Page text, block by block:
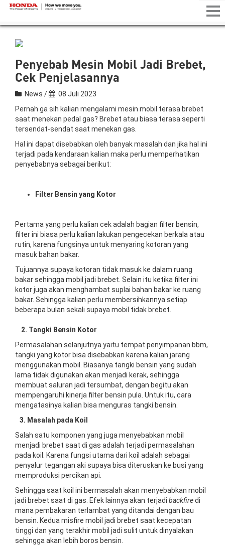
Penyebab Mesin Mobil Jadi Brebet,
Cek Penjelasannya
News /
08 Juli 2023
Pernah ga sih kalian mengalami mesin mobil terasa brebet
saat menekan pedal gas? Brebet atau biasa terasa seperti
tersendat-sendat saat menekan gas.
Hal ini dapat disebabkan oleh banyak masalah dan jika hal ini
terjadi pada kendaraan kalian maka perlu memperhatikan
penyebabnya sebagai berikut:
Filter Bensin yang Kotor
Pertama yang perlu kalian cek adalah bagian filter bensin,
filter ini biasa perlu kalian lakukan pengecekan berkala atau
rutin, karena fungsinya untuk menyaring kotoran yang
masuk bahan bakar.
Tujuannya supaya kotoran tidak masuk ke dalam ruang
bakar sehingga mobil jadi brebet. Selain itu ketika filter ini
kotor juga akan menghambat suplai bahan bakar ke ruang
bakar. Sehingga kalian perlu membersihkannya setiap
beberapa bulan sekali supaya mobil tidak brebet.
2. Tangki Bensin Kotor
Permasalahan selanjutnya yaitu tempat penyimpanan bbm,
tangki yang kotor bisa disebabkan karena kalian jarang
menggunakan mobil. Biasanya tangki bensin yang sudah
lama tidak digunakan akan menjadi kerak, sehingga
membuat saluran jadi tersumbat, dengan begitu akan
mempengaruhi kinerja filter bensin pula. Untuk itu, cara
mengatasinya kalian bisa menguras tangki bensin.
3. Masalah pada Koil
Salah satu komponen yang juga menyebabkan mobil
menjadi brebet saat di gas adalah terjadi permasalahan
pada koil. Karena fungsi utama dari koil adalah sebagai
penyalur tegangan aki supaya bisa diteruskan ke busi yang
memproduksi percikan api.
Sehingga saat koil ini bermasalah akan menyebabkan mobil
jadi brebet saat di gas. Efek lainnya akan terjadi backfiredi
mana pembakaran terlambat yang ditandai dengan bau
bensin. Kedua misfire mobil jadi brebet saat kecepatan
tinggi dan yang terakhir mobil jadi sulit untuk dinyalakan
sehingga akan lebih boros bensin.